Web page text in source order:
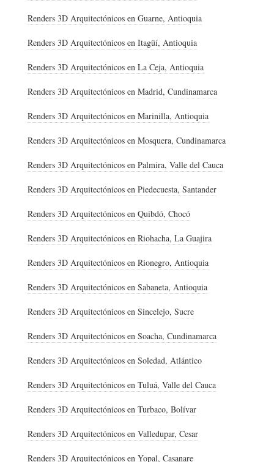
Renders 3D Arquitectónicos en Guarne, Antioquia
Renders 3D Arquitectónicos en Itagüí, Antioquia
Renders 3D Arquitectónicos en La Ceja, Antioquia
Renders 3D Arquitectónicos en Madrid, Cundinamarca
Renders 3D Arquitectónicos en Marinilla, Antioquia
Renders 3D Arquitectónicos en Mosquera, Cundinamarca
Renders 3D Arquitectónicos en Palmira, Valle del Cauca
Renders 3D Arquitectónicos en Piedecuesta, Santander
Renders 3D Arquitectónicos en Quibdó, Chocó
Renders 3D Arquitectónicos en Riohacha, La Guajira
Renders 3D Arquitectónicos en Rionegro, Antioquia
Renders 3D Arquitectónicos en Sabaneta, Antioquia
Renders 3D Arquitectónicos en Sincelejo, Sucre
Renders 3D Arquitectónicos en Soacha, Cundinamarca
Renders 3D Arquitectónicos en Soledad, Atlántico
Renders 3D Arquitectónicos en Tuluá, Valle del Cauca
Renders 3D Arquitectónicos en Turbaco, Bolívar
Renders 3D Arquitectónicos en Valledupar, Cesar
Renders 3D Arquitectónicos en Yopal, Casanare